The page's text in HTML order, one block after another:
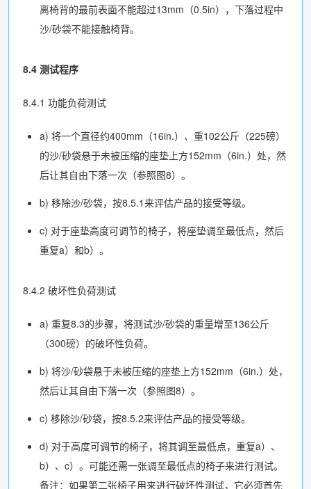
离椅背的最前表面不能超过13mm（0.5in），下落过程中
沙/砂袋不能接触椅背。
8.4 测试程序
8.4.1 功能负荷测试
a) 将一个直径约400mm（16in.）、重102公斤（225磅）
的沙/砂袋悬于未被压缩的座垫上方152mm（6in.）处，然
后让其自由下落一次（参照图8）。
b) 移除沙/砂袋，按8.5.1来评估产品的接受等级。
c) 对于座垫高度可调节的椅子，将座垫调至最低点，然后
重复a）和b）。
8.4.2 破坏性负荷测试
a) 重复8.3的步骤，将测试沙/砂袋的重量增至136公斤
（300磅）的破坏性负荷。
b) 将沙/砂袋悬于未被压缩的座垫上方152mm（6in.）处，
然后让其自由下落一次（参照图8）。
c) 移除沙/砂袋，按8.5.2来评估产品的接受等级。
d) 对于高度可调节的椅子，将其调至最低点，重复a）、
b）、c）。可能还需一张调至最低点的椅子来进行测试。
备注：如果第二张椅子用来进行破坏性测试，它必须首先